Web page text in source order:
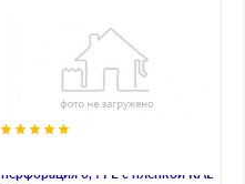
перфорация 0,4 PE с пленкой RAL